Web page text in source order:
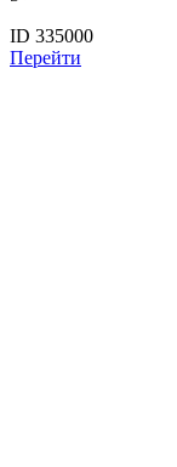
ID 335000
Перейти